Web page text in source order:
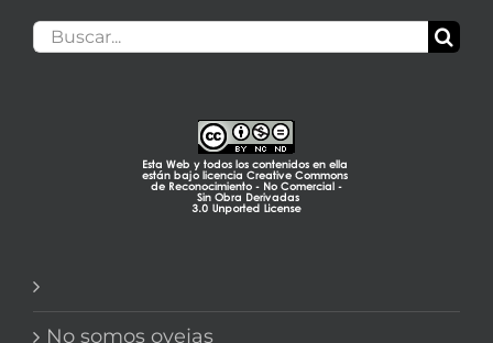
Buscar:
No somos ovejas